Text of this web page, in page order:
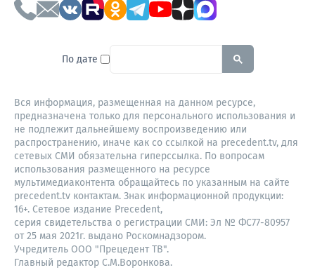
По дате To search this site, enter a
Вся информация, размещенная на данном ресурсе,
предназначена только для персонального использования и
не подлежит дальнейшему воспроизведению или
распространению, иначе как со ссылкой на precedent.tv, для
сетевых СМИ обязательна гиперссылка. По вопросам
использования размещенного на ресурсе
мультимедиаконтента обращайтесь по указанным на сайте
precedent.tv контактам. Знак информационной продукции:
16+. Сетевое издание Precedent,
серия свидетельства о регистрации СМИ: Эл № ФС77-80957
от 25 мая 2021г. выдано Роскомнадзором.
Учредитель ООО "Прецедент ТВ".
Главный редактор С.М.Воронкова.